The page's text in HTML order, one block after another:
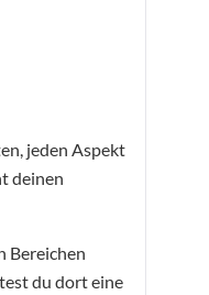
jeden Aspekt
deinen
Bereichen
du dort eine